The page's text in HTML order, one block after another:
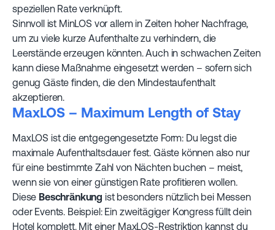
speziellen Rate verknüpft.
Sinnvoll ist MinLOS vor allem in Zeiten hoher Nachfrage,
um zu viele kurze Aufenthalte zu verhindern, die
Leerstände erzeugen könnten. Auch in schwachen Zeiten
kann diese Maßnahme eingesetzt werden – sofern sich
genug Gäste finden, die den Mindestaufenthalt
akzeptieren.
MaxLOS – Maximum Length of Stay
MaxLOS ist die entgegengesetzte Form: Du legst die
maximale Aufenthaltsdauer fest. Gäste können also nur
für eine bestimmte Zahl von Nächten buchen – meist,
wenn sie von einer günstigen Rate profitieren wollen.
Diese Beschränkung ist besonders nützlich bei Messen
oder Events. Beispiel: Ein zweitägiger Kongress füllt dein
Hotel komplett. Mit einer MaxLOS-Restriktion kannst du